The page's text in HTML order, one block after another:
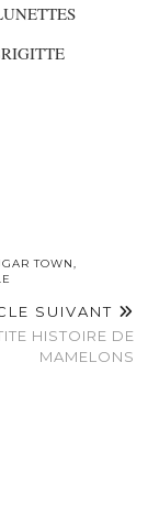
TOWN,
SUIVANT
HISTOIRE DE
MAMELONS